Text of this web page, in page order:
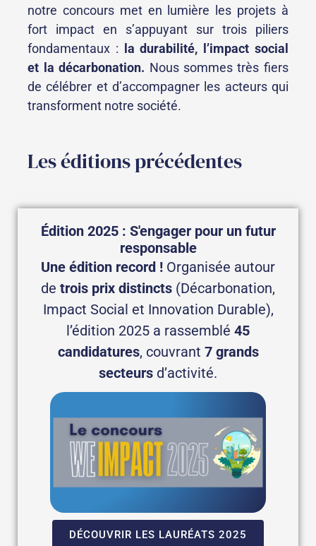
notre concours met en lumière les projets à
fort impact en s’appuyant sur trois piliers
fondamentaux :
la durabilité, l’impact social
et la décarbonation. Nous sommes très fiers
de célébrer et d’accompagner les acteurs qui
transforment notre société.
Les éditions précédentes
Édition 2025 : S'engager pour un futur
responsable
Une édition record ! Organisée autour
de trois prix distincts (Décarbonation,
Impact Social et Innovation Durable),
l’édition 2025 a rassemblé 45
candidatures, couvrant 7 grands
secteurs d’activité.
DÉCOUVRIR LES LAURÉATS 2025